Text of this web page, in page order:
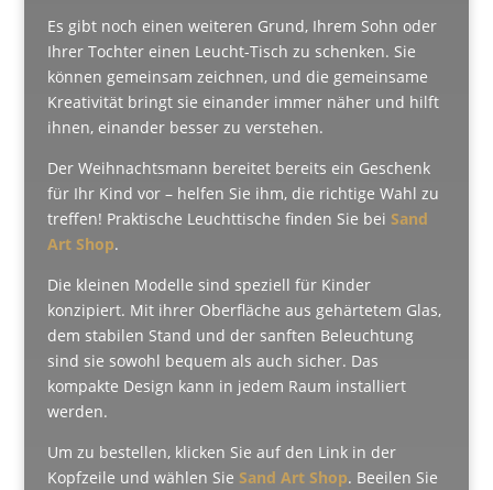
Es gibt noch einen weiteren Grund, Ihrem Sohn oder
Ihrer Tochter einen Leucht-Tisch zu schenken. Sie
können gemeinsam zeichnen, und die gemeinsame
Kreativität bringt sie einander immer näher und hilft
ihnen, einander besser zu verstehen.
Der Weihnachtsmann bereitet bereits ein Geschenk
für Ihr Kind vor – helfen Sie ihm, die richtige Wahl zu
treffen! Praktische Leuchttische finden Sie bei Sand
Art Shop.
Die kleinen Modelle sind speziell für Kinder
konzipiert. Mit ihrer Oberfläche aus gehärtetem Glas,
dem stabilen Stand und der sanften Beleuchtung
sind sie sowohl bequem als auch sicher. Das
kompakte Design kann in jedem Raum installiert
werden.
Um zu bestellen, klicken Sie auf den Link in der
Kopfzeile und wählen Sie Sand Art Shop. Beeilen Sie